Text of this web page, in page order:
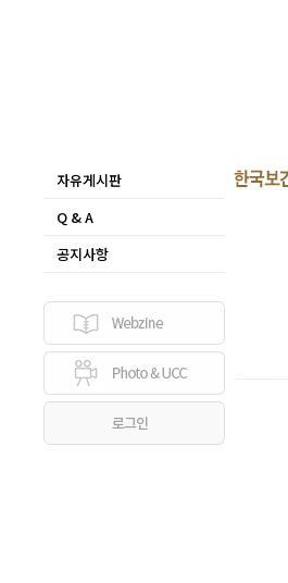
자유게시판
Q & A
공지사항